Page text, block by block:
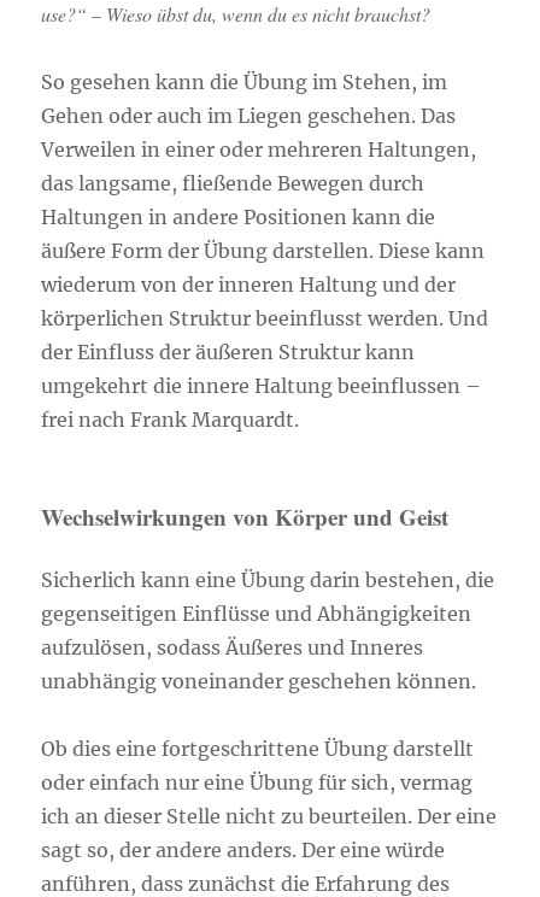
use?“ – Wieso übst du, wenn du es nicht brauchst?
So gesehen kann die Übung im Stehen, im
Gehen oder auch im Liegen geschehen. Das
Verweilen in einer oder mehreren Haltungen,
das langsame, fließende Bewegen durch
Haltungen in andere Positionen kann die
äußere Form der Übung darstellen. Diese kann
wiederum von der inneren Haltung und der
körperlichen Struktur beeinflusst werden. Und
der Einfluss der äußeren Struktur kann
umgekehrt die innere Haltung beeinflussen –
frei nach Frank Marquardt.
Wechselwirkungen von Körper und Geist
Sicherlich kann eine Übung darin bestehen, die
gegenseitigen Einflüsse und Abhängigkeiten
aufzulösen, sodass Äußeres und Inneres
unabhängig voneinander geschehen können.
Ob dies eine fortgeschrittene Übung darstellt
oder einfach nur eine Übung für sich, vermag
ich an dieser Stelle nicht zu beurteilen. Der eine
sagt so, der andere anders. Der eine würde
anführen, dass zunächst die Erfahrung des